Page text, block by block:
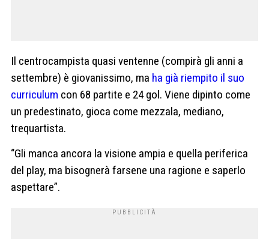
Il centrocampista quasi ventenne (compirà gli anni a
settembre) è giovanissimo, ma ha già riempito il suo
curriculum con 68 partite e 24 gol. Viene dipinto come
un predestinato, gioca come mezzala, mediano,
trequartista.
“Gli manca ancora la visione ampia e quella periferica
del play, ma bisognerà farsene una ragione e saperlo
aspettare”.